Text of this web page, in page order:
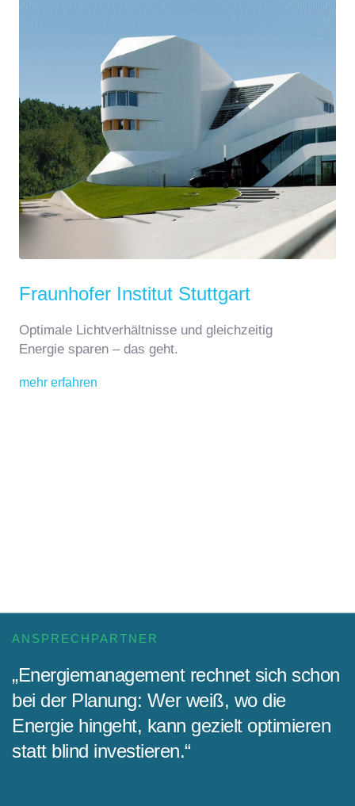
Fraunhofer Institut Stuttgart
Optimale Lichtverhältnisse und gleichzeitig
Energie sparen – das geht.
mehr erfahren
ANSPRECHPARTNER
„Energiemanagement rechnet sich schon
bei der Planung: Wer weiß, wo die
Energie hingeht, kann gezielt optimieren
statt blind investieren.“